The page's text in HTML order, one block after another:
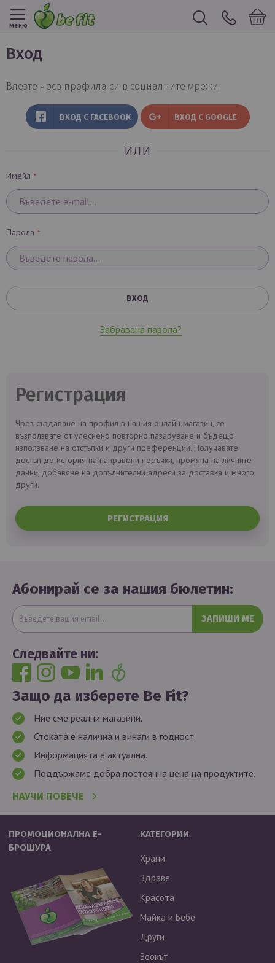
меню
вход
Влезте чрез профила си в социалните мрежи
ВХОД С FACEBOOK ВХОД С GOOGLE
или
Имейл
Парола
ВХОД
Забравена парола?
Регистрация
Чрез създаване на профил в нашия онлайн магазин, се
възползвате от улеснено повторно пазаруване и бъдещо
използване на отстъпки и други преференции. Получавате
достъп до история на направени поръчки, промяна на личните
данни, добавяне на допълнителни адреси за доставка и много
други.
РЕГИСТРАЦИЯ
Абонирай се за нашия бюлетин:
ЗАПИШИ МЕ
Следвайте ни:
Защо да изберете Be Fit?
Ние сме реални магазини.
Стоката е налична и винаги в годност.
Информацията е актуална.
Поддържаме добра постоянна цена на продуктите.
НАУЧИ ПОВЕЧЕ
ПРОМОЦИОНАЛНА Е-
БРОШУРА
КАТЕГОРИИ
Храни
Здраве
Красота
Майка и Бебе
Други
Зоокът